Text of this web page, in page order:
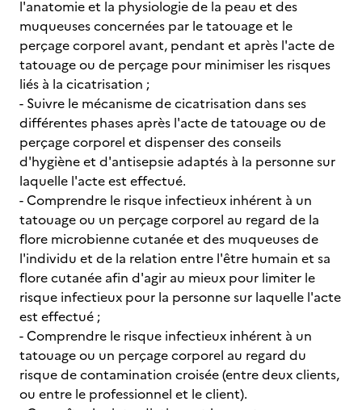
l'anatomie et la physiologie de la peau et des
muqueuses concernées par le tatouage et le
perçage corporel avant, pendant et après l'acte de
tatouage ou de perçage pour minimiser les risques
liés à la cicatrisation ;
- Suivre le mécanisme de cicatrisation dans ses
différentes phases après l'acte de tatouage ou de
perçage corporel et dispenser des conseils
d'hygiène et d'antisepsie adaptés à la personne sur
laquelle l'acte est effectué.
- Comprendre le risque infectieux inhérent à un
tatouage ou un perçage corporel au regard de la
flore microbienne cutanée et des muqueuses de
l'individu et de la relation entre l'être humain et sa
flore cutanée afin d'agir au mieux pour limiter le
risque infectieux pour la personne sur laquelle l'acte
est effectué ;
- Comprendre le risque infectieux inhérent à un
tatouage ou un perçage corporel au regard du
risque de contamination croisée (entre deux clients,
ou entre le professionnel et le client).